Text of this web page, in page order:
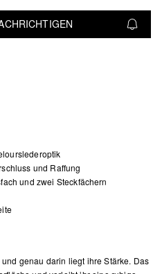
und Raffung
und zwei Steckfächern
genau darin liegt ihre Stärke. Das